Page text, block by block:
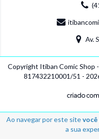
Ao navegar por este site
a sua
Av.
Copyright Itiban Comic Shop
817432210001/51 -